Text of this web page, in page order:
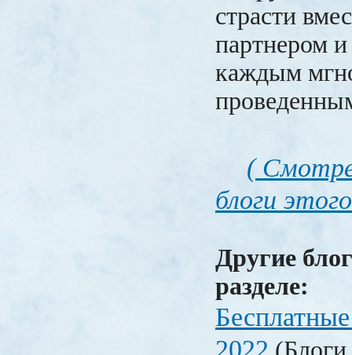
страсти
партнером
каждым
(
блоги
Другие
разделе: